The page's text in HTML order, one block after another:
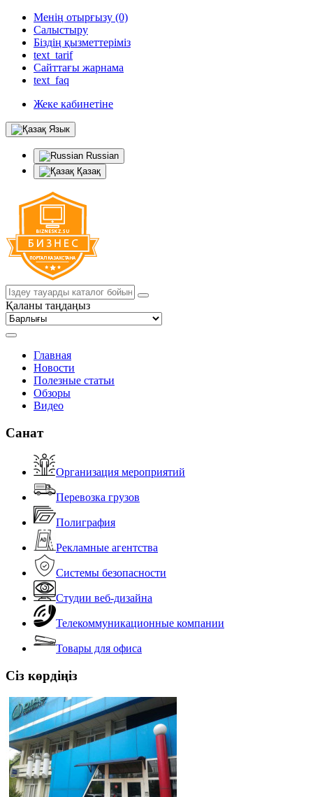
Менің отырғызу (0)
Салыстыру
Біздің қызметтеріміз
text_tarif
Сайттағы жарнама
text_faq
Жеке кабинетіне
Язык
Russian
Қазақ
Қаланы таңдаңыз
Главная
Новости
Полезные статьи
Обзоры
Видео
Санат
Организация мероприятий
Перевозка грузов
Полиграфия
Рекламные агентства
Системы безопасности
Студии веб-дизайна
Телекоммуникационные компании
Товары для офиса
Сіз көрдіңіз